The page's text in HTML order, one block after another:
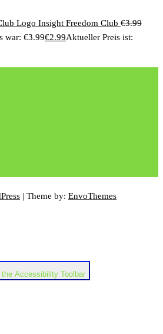
Insight Freedom Club €3.99
war: €3.99€2.99Aktueller Preis ist:
| Theme by: EnvoThemes
Accessibility Toolbar